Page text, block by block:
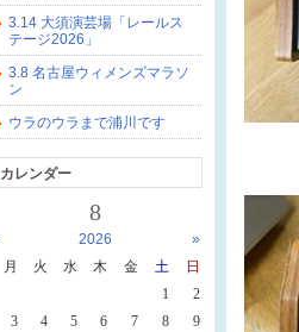
3.14 大須演芸場「レールス
テージ2026」
3.8 名古屋ウィメンズマラソ
ン
ウラのウラまで浦川です
カレンダー
8
2026
»
月
火 水 木 金 土
日
1
2
3
4 5 6 7 8
9